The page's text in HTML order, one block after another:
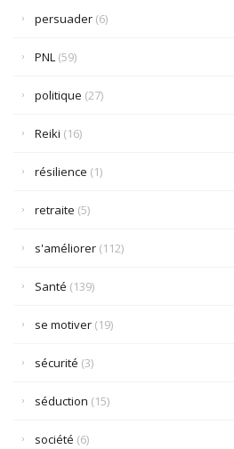
persuader (6)
PNL (59)
politique (27)
Reiki (16)
résilience (1)
retraite (5)
s'améliorer (112)
Santé (139)
se motiver (19)
sécurité (3)
séduction (15)
société (6)